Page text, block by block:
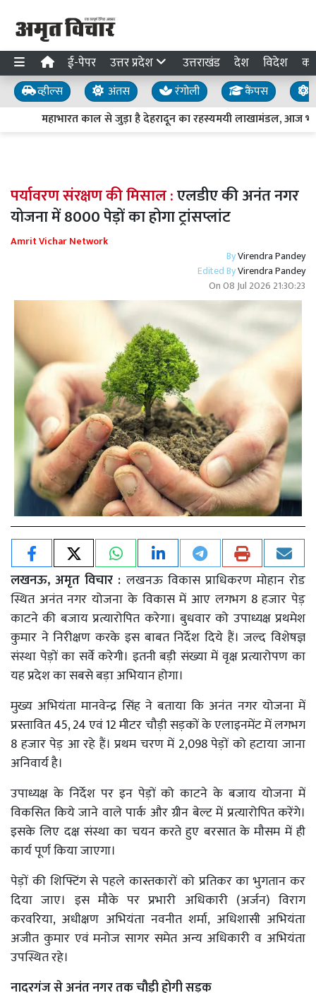
ई-पेपर उत्तर प्रदेश उत्तराखंड देश विदेश
व्हील्स अंतस रंगोली कैंपस
महाभारत काल से जुड़ा है देहरादून का रहस्यमयी लाखामंडल, आज भी
पर्यावरण संरक्षण की मिसाल :एलडीए की अनंत नगर
योजना में 8000 पेड़ों का होगा ट्रांसप्लांट
Amrit Vichar Network
ByVirendra Pandey
Edited ByVirendra Pandey
On08 Jul 2026 21:30:23
लखनऊ, अमृत विचार : लखनऊ विकास प्राधिकरण मोहान रोड
स्थित अनंत नगर योजना के विकास में आए लगभग 8 हजार पेड़
काटने की बजाय प्रत्यारोपित करेगा। बुधवार को उपाध्यक्ष प्रथमेश
कुमार ने निरीक्षण करके इस बाबत निर्देश दिये हैं। जल्द विशेषज्ञ
संस्था पेड़ों का सर्वे करेगी। इतनी बड़ी संख्या में वृक्ष प्रत्यारोपण का
यह प्रदेश का सबसे बड़ा अभियान होगा।
मुख्य अभियंता मानवेन्द्र सिंह ने बताया कि अनंत नगर योजना में
प्रस्तावित 45, 24 एवं 12 मीटर चौड़ी सड़कों के एलाइनमेंट में लगभग
8 हजार पेड़ आ रहे हैं। प्रथम चरण में 2,098 पेड़ों को हटाया जाना
अनिवार्य है।
उपाध्यक्ष के निर्देश पर इन पेड़ों को काटने के बजाय योजना में
विकसित किये जाने वाले पार्क और ग्रीन बेल्ट में प्रत्यारोपित करेंगे।
इसके लिए दक्ष संस्था का चयन करते हुए बरसात के मौसम में ही
कार्य पूर्ण किया जाएगा।
पेड़ों की शिफ्टिंग से पहले कास्तकारों को प्रतिकर का भुगतान कर
दिया जाए। इस मौके पर प्रभारी अधिकारी (अर्जन) विराग
करवरिया, अधीक्षण अभियंता नवनीत शर्मा, अधिशासी अभियंता
अजीत कुमार एवं मनोज सागर समेत अन्य अधिकारी व अभियंता
उपस्थित रहे।
नादरगंज से अनंत नगर तक चौड़ी होगी सड़क